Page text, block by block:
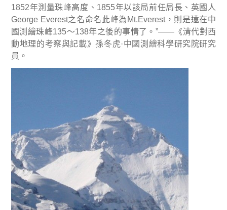
1852年測量珠峰高度、 1855年以該局前任局長、英國人
George Everest之名命名此峰為 Mt.Everest，則是遠在中
國測繪珠峰135～138年之後的事情了。 ”——《清代對西
動地理的考察與記載》孫冬虎·中國測繪科學研究院研究
員。